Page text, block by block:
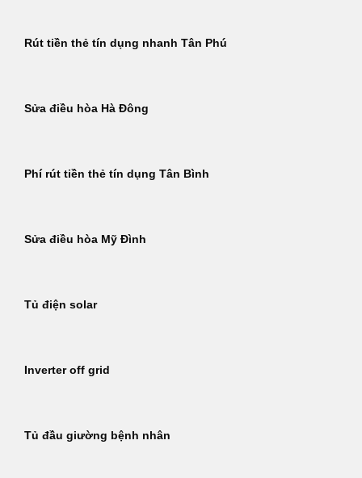
Rút tiền thẻ tín dụng nhanh Tân Phú
Sửa điều hòa Hà Đông
Phí rút tiền thẻ tín dụng Tân Bình
Sửa điều hòa Mỹ Đình
Tủ điện solar
Inverter off grid
Tủ đầu giường bệnh nhân